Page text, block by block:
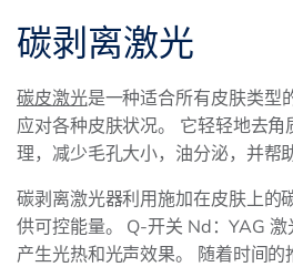
碳剥离激光
碳皮激光是一种适合所有皮肤类型
应对各种皮肤状况。 它轻轻地去
理，减少毛孔大小，油分泌，并帮
碳剥离激光器利用施加在皮肤上的
供可控能量。 Q-开关 Nd：YAG 激
产生光热和光声效果。 随着时间